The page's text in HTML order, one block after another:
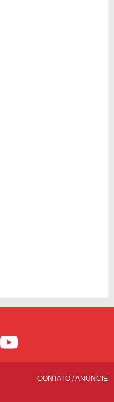
CONTATO /ANUNCIE